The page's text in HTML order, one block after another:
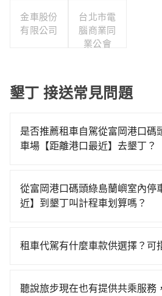
金車股份
有限公司
台北市電
腦商業同
業公會
墾丁 接送常見問題
是否推薦租車自駕從富岡港口碼
車場【距離港口最近】去墾丁？
時不需要閉目養神（因為要自己
當天就要來回，那在台東路邊可
港口碼頭綠島蘭嶼室內停車場【
和可能的每小時40元路邊停車費
從富岡港口碼頭綠島蘭嶼室內停
近】到墾丁叫計程車划算嗎？
灣大車隊，如果在路邊攔不到車
2,885~4,300元間，若改選
租車代駕有什麼車款供選擇？可
型車為主，車款品牌以豐田
聽說旅步現在也有提供共乘服務